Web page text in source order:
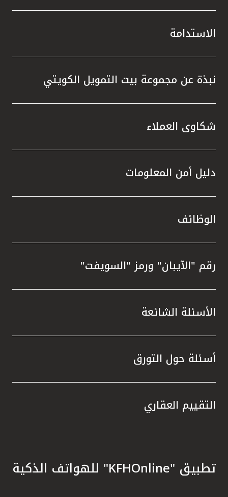
الاستدامة
نبذة عن مجموعة بيت التمويل الكويتي
شكاوى العملاء
دليل أمن المعلومات
الوظائف
رقم "الآيبان" ورمز "السويفت"
الأسئلة الشائعة
أسئلة حول التورق
التقييم العقاري
تطبيق "KFHOnline" للهواتف الذكية